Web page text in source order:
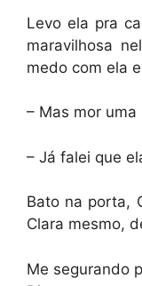
Levo ela pra
maravilhosa
medo com ela
– Mas mor
– Já falei que
Bato na porta,
Clara mesmo,
Me segurando